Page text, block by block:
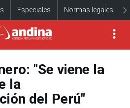
Especiales Normas legales
"Se viene la
la
del Perú"